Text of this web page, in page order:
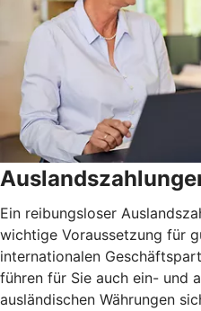
Ein reibungsloser
wichtige Voraussetzung für
internationalen
führen für Sie auch ein- und
ausländischen Währungen